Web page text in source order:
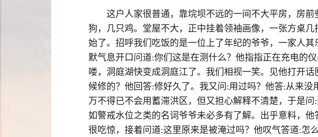
这户人家很普通，靠垸坝不远的一间不大平房，房
狗，几只鸡。堂屋不大，正中挂着领袖画像，一张方桌
始了。招呼我们吃饭的是一位上了年纪的爷爷，一家人
默气息开口问道:你们这是在测什么？他指指正在充电的
喽，洞庭湖快变成洞庭江了。我们相视一笑。见他打开
候修的？他回答:修好久了。我又问:用过吗？他答:从来
万不得已不会用蓄滞洪区，但又担心解释不清楚，于是
如警戒水位之类的名词爷爷未必多有了解。出乎意料，
很吃惊，接着问道:这里原来是被淹过吗？他叹气答道:怎